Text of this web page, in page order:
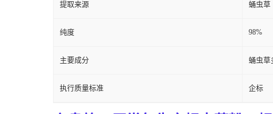
提取来源 蛹虫草
纯度 98%
主要成分 蛹虫草
执行质量标准 企标